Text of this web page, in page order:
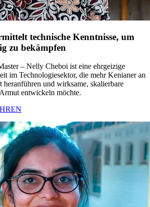
technische Kenntnisse, um
zu bekämpfen
– Nelly Cheboi ist eine ehrgeizige
im Technologiesektor, die mehr Kenianer an
heranführen und wirksame, skalierbare
entwickeln möchte.